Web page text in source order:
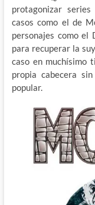
protagonizar
casos como el de
personajes como el
para recuperar la
caso en muchísimo
propia cabecera
popular.